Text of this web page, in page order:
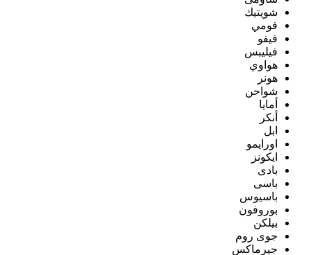
شويتيك
فومي
فيفو
فيليبس
هواوي
هونر
شواحن
أمايا
أنكر
ابل
اورايمو
ايكونز
بادى
باسى
باسيوس
بوروفون
بيلكن
جوى روم
جيرماكس